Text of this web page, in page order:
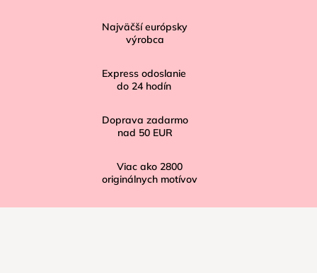
Najväčší európsky
výrobca
Express odoslanie
do 24 hodín
Doprava zadarmo
nad 50 EUR
Viac ako 2800
originálnych motívov